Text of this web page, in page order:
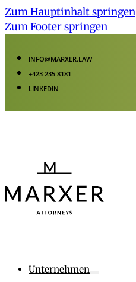
Zum Hauptinhalt springen
Zum Footer springen
INFO@MARXER.LAW
+423 235 8181
LINKEDIN
Unternehmen